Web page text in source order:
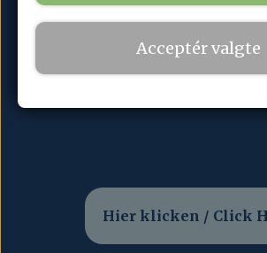
klicken /
Hier klicken / Click
Acceptér valgte